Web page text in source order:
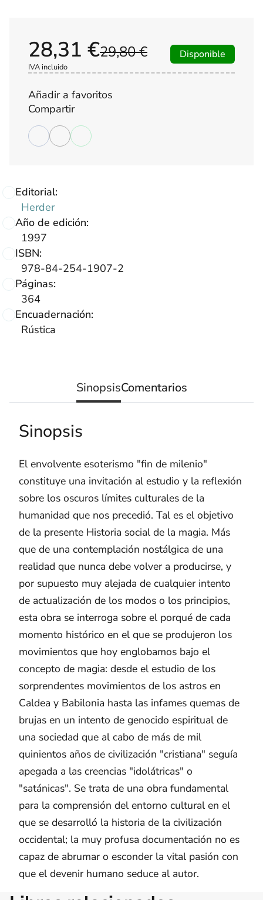
Editorial:
Herder
Año de edición:
1997
ISBN:
978-84-254-1907-2
Páginas:
364
Encuadernación:
Rústica
29,80 €
28,31 €
IVA incluido
Disponible
Añadir a favoritos
Compartir
SinopsisComentarios
Sinopsis
El envolvente esoterismo "fin de milenio"
constituye una invitación al estudio y la reflexión
sobre los oscuros límites culturales de la
humanidad que nos precedió. Tal es el objetivo
de la presente Historia social de la magia. Más
que de una contemplación nostálgica de una
realidad que nunca debe volver a producirse, y
por supuesto muy alejada de cualquier intento
de actualización de los modos o los principios,
esta obra se interroga sobre el porqué de cada
momento histórico en el que se produjeron los
movimientos que hoy englobamos bajo el
concepto de magia: desde el estudio de los
sorprendentes movimientos de los astros en
Caldea y Babilonia hasta las infames quemas de
brujas en un intento de genocido espiritual de
una sociedad que al cabo de más de mil
quinientos años de civilización "cristiana" seguía
apegada a las creencias "idolátricas" o
"satánicas". Se trata de una obra fundamental
para la comprensión del entorno cultural en el
que se desarrolló la historia de la civilización
occidental; la muy profusa documentación no es
capaz de abrumar o esconder la vital pasión con
que el devenir humano seduce al autor.